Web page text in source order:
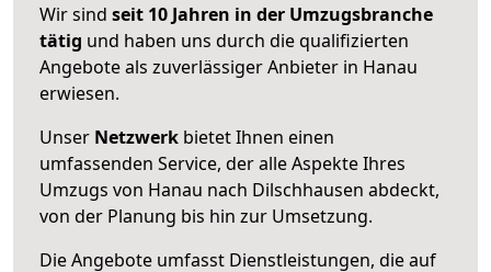
Wir sind seit 10 Jahren in der Umzugsbranche
tätig und haben uns durch die qualifizierten
Angebote als zuverlässiger Anbieter in Hanau
erwiesen.
Unser Netzwerk bietet Ihnen einen
umfassenden Service, der alle Aspekte Ihres
Umzugs von Hanau nach Dilschhausen abdeckt,
von der Planung bis hin zur Umsetzung.
Die Angebote umfasst Dienstleistungen, die auf